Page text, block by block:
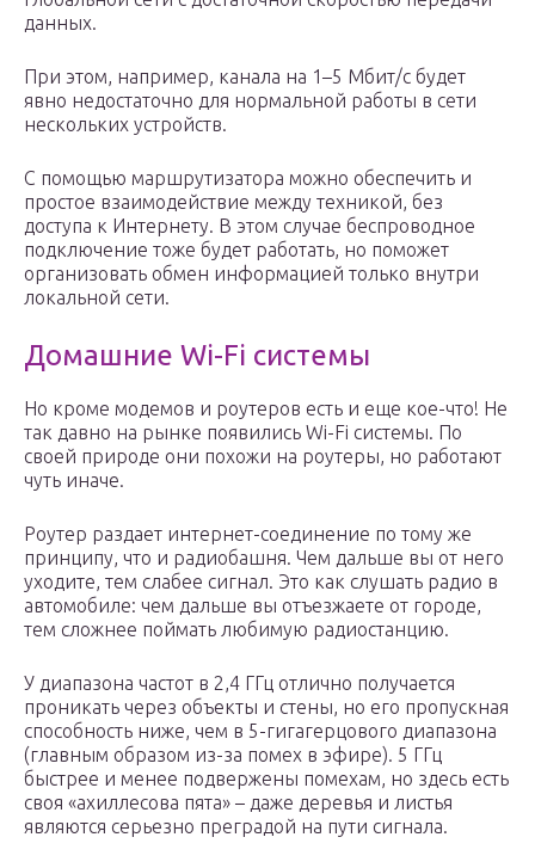
данных.
При этом, например, канала на 1–5 Мбит/с будет
явно недостаточно для нормальной работы в сети
нескольких устройств.
С помощью маршрутизатора можно обеспечить и
простое взаимодействие между техникой, без
доступа к Интернету. В этом случае беспроводное
подключение тоже будет работать, но поможет
организовать обмен информацией только внутри
локальной сети.
Домашние Wi-Fi системы
Но кроме модемов и роутеров есть и еще кое-что! Не
так давно на рынке появились Wi-Fi системы. По
своей природе они похожи на роутеры, но работают
чуть иначе.
Роутер раздает интернет-соединение по тому же
принципу, что и радиобашня. Чем дальше вы от него
уходите, тем слабее сигнал. Это как слушать радио в
автомобиле: чем дальше вы отъезжаете от городе,
тем сложнее поймать любимую радиостанцию.
У диапазона частот в 2,4 ГГц отлично получается
проникать через объекты и стены, но его пропускная
способность ниже, чем в 5-гигагерцового диапазона
(главным образом из-за помех в эфире). 5 ГГц
быстрее и менее подвержены помехам, но здесь есть
своя «ахиллесова пята» – даже деревья и листья
являются серьезно преградой на пути сигнала.